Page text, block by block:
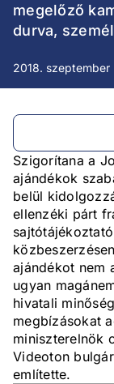
megelőző
durva,
2018. szeptember
Szigorítana a
ajándékok
belül
ellenzéki párt
ajándékot nem
ugyan
hivatali
megbízásokat
miniszterelnök
Videoton
említette.